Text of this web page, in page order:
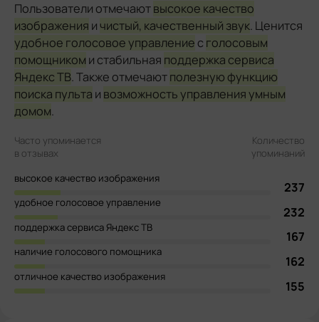
Пользователи отмечаютвысокое качество
изображения и чистый, качественный звук. Ценится
удобное голосовое управление с голосовым
помощником и стабильная поддержка сервиса
Яндекс ТВ. Также отмечаютполезную функцию
поиска пульта и возможность управления умным
домом.
Часто упоминается
в отзывах
Количество
упоминаний
высокое качество изображения
237
удобное голосовое управление
232
поддержка сервиса Яндекс ТВ
167
наличие голосового помощника
162
отличное качество изображения
155